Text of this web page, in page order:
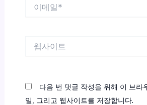
다음 번 댓글 작성을 위해 이 브라
일, 그리고 웹사이트를 저장합니다.